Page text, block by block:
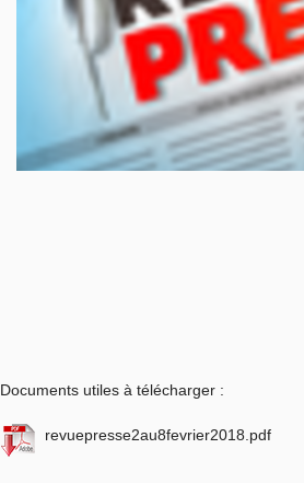
Documents utiles à télécharger :
revuepresse2au8fevrier2018.pdf